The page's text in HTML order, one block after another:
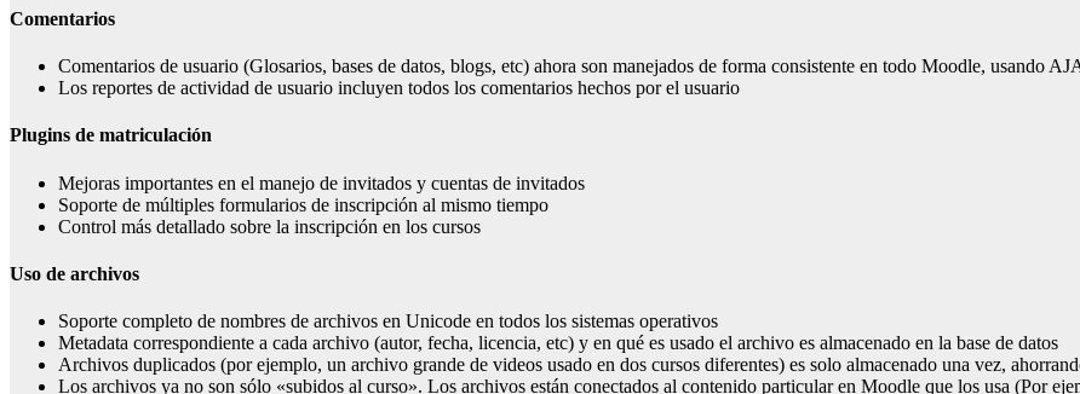
Comentarios
Comentarios de usuario (Glosarios, bases de datos, blogs, etc) ahora son manejados de forma consistente en todo Moodle, usando
Los reportes de actividad de usuario incluyen todos los comentarios hechos por el usuario
Plugins de matriculación
Mejoras importantes en el manejo de invitados y cuentas de invitados
Soporte de múltiples formularios de inscripción al mismo tiempo
Control más detallado sobre la inscripción en los cursos
Uso de archivos
Soporte completo de nombres de archivos en Unicode en todos los sistemas operativos
Metadata correspondiente a cada archivo (autor, fecha, licencia, etc) y en qué es usado el archivo es almacenado en la base de datos
Archivos duplicados (por ejemplo, un archivo grande de videos usado en dos cursos diferentes) es solo almacenado una vez,
Los archivos ya no son sólo «subidos al curso». Los archivos están conectados al contenido particular en Moodle que los usa (Por